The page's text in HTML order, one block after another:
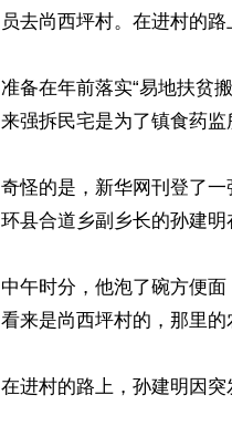
员去尚西坪村。在进村的
准备在年前落实“易地扶贫
来强拆民宅是为了镇食药监
奇怪的是，新华网刊登了
环县合道乡副乡长的孙建
中午时分，他泡了碗方便
看来是尚西坪村的，那里的
在进村的路上，孙建明因突